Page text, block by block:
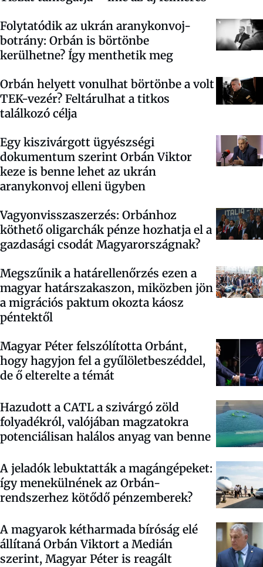
Folytatódik az ukrán aranykonvoj-
botrány: Orbán is börtönbe
kerülhetne? Így menthetik meg
Orbán helyett vonulhat börtönbe a volt
TEK-vezér? Feltárulhat a titkos
találkozó célja
Egy kiszivárgott ügyészségi
dokumentum szerint Orbán Viktor
keze is benne lehet az ukrán
aranykonvoj elleni ügyben
Vagyonvisszaszerzés: Orbánhoz
köthető oligarchák pénze hozhatja el a
gazdasági csodát Magyarországnak?
Megszűnik a határellenőrzés ezen a
magyar határszakaszon, miközben jön
a migrációs paktum okozta káosz
péntektől
Magyar Péter felszólította Orbánt,
hogy hagyjon fel a gyűlöletbeszéddel,
de ő elterelte a témát
Hazudott a CATL a szivárgó zöld
folyadékról, valójában magzatokra
potenciálisan halálos anyag van benne
A jeladók lebuktatták a magángépeket:
így menekülnének az Orbán-
rendszerhez kötődő pénzemberek?
A magyarok kétharmada bíróság elé
állítaná Orbán Viktort a Medián
szerint, Magyar Péter is reagált